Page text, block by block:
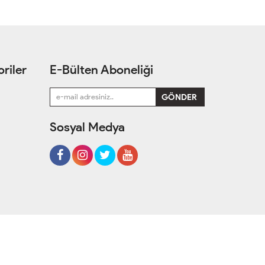
E-Bülten Aboneliği
Sosyal Medya